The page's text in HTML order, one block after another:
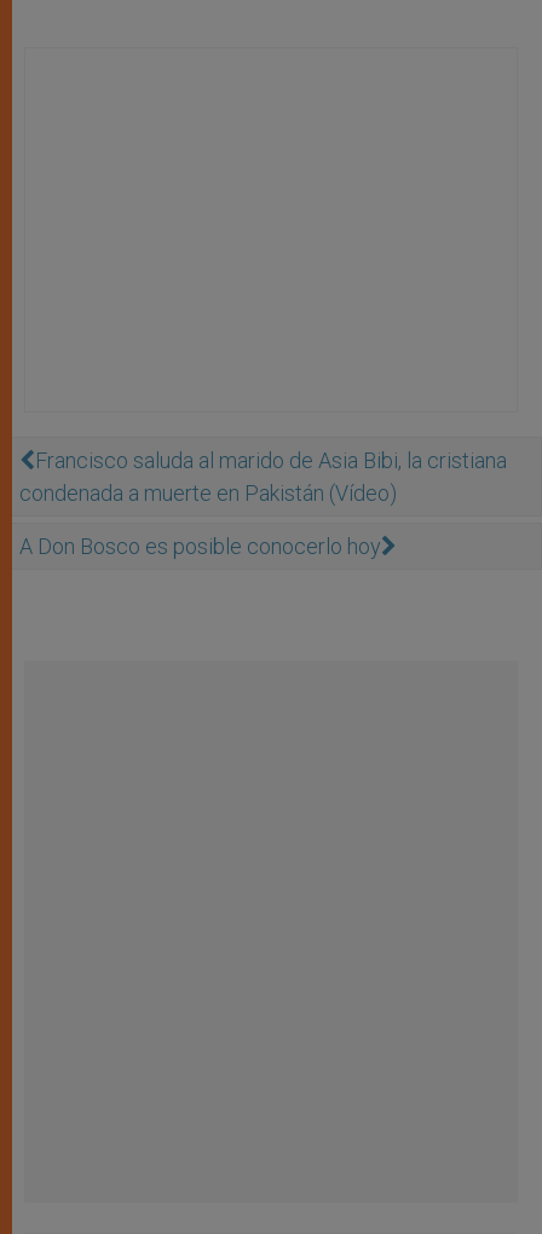
Francisco saluda al marido de Asia Bibi, la cristiana
condenada a muerte en Pakistán (Vídeo)
A Don Bosco es posible conocerlo hoy